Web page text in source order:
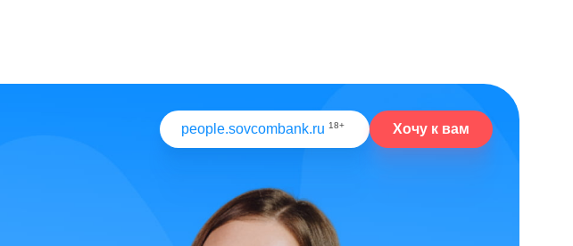
people.sovcombank.ru 18+ Хочу к вам